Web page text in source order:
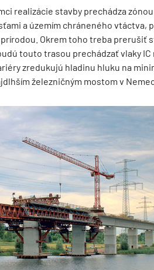
realizácie stavby prechádza
a územím chráneného vtáctva,
Okrem toho treba prerušiť
touto trasou prechádzať vlaky
zredukujú hladinu hluku na
železničným mostom v